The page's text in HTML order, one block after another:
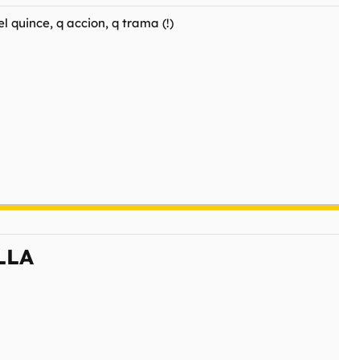
quince, q accion, q trama (!)